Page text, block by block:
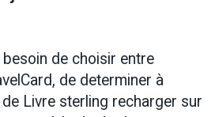
besoin de choisir entre
de determiner à
de Livre sterling recharger sur